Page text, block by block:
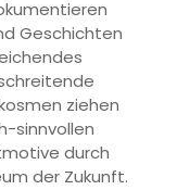
Geschichten
ziehen
sinnvollen
durch
der Zukunft.